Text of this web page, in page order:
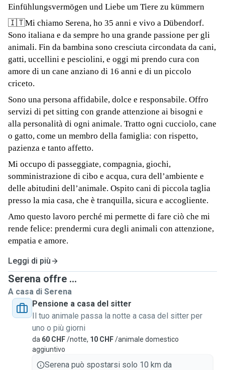
Einfühlungsvermögen und Liebe um Tiere zu kümmern
🇮🇹Mi chiamo Serena, ho 35 anni e vivo a Dübendorf.
Sono italiana e da sempre ho una grande passione per gli
animali. Fin da bambina sono cresciuta circondata da cani,
gatti, uccellini e pesciolini, e oggi mi prendo cura con
amore di un cane anziano di 16 anni e di un piccolo
criceto.
Sono una persona affidabile, dolce e responsabile. Offro
servizi di pet sitting con grande attenzione ai bisogni e
alla personalità di ogni animale. Tratto ogni cucciolo, cane
o gatto, come un membro della famiglia: con rispetto,
pazienza e tanto affetto.
Mi occupo di passeggiate, compagnia, giochi,
somministrazione di cibo e acqua, cura dell’ambiente e
delle abitudini dell’animale. Ospito cani di piccola taglia
presso la mia casa, che è tranquilla, sicura e accogliente.
Amo questo lavoro perché mi permette di fare ciò che mi
rende felice: prendermi cura degli animali con attenzione,
empatia e amore.
Leggi di più
Serena offre ...
A casa di Serena
Pensione a casa del sitter
Il tuo animale passa la notte a casa del sitter per
uno o più giorni
da 60 CHF/notte, 10 CHF/animale domestico
aggiuntivo
Serena può spostarsi solo 10 km da